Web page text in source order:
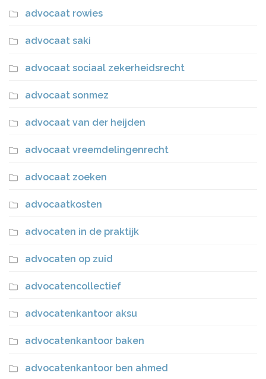
advocaat rowies
advocaat saki
advocaat sociaal zekerheidsrecht
advocaat sonmez
advocaat van der heijden
advocaat vreemdelingenrecht
advocaat zoeken
advocaatkosten
advocaten in de praktijk
advocaten op zuid
advocatencollectief
advocatenkantoor aksu
advocatenkantoor baken
advocatenkantoor ben ahmed